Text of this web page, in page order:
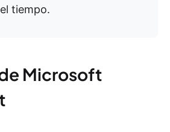
tiempo.
Microsoft